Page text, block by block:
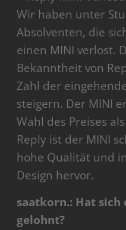
Wir haben unter
Absolventen, die
einen MINI verlost.
Bekanntheit von
Zahl der
steigern. Der MINI
Wahl des Preises
Reply ist der MINI
hohe Qualität und
Design hervor.
saatkorn.: Hat
gelohnt?